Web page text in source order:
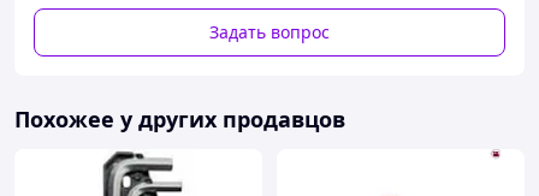
Задать вопрос
Похожее у других продавцов